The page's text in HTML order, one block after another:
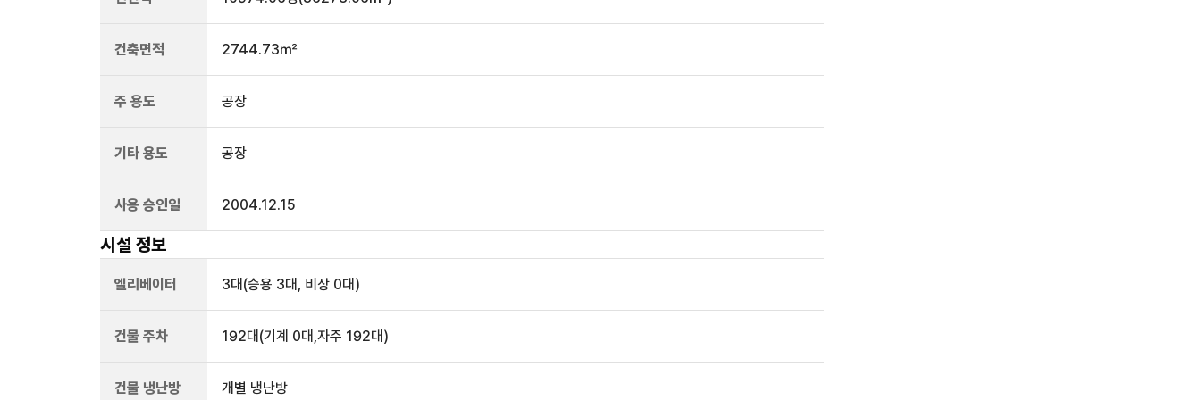
건축면적 2744.73㎡
주 용도 공장
기타 용도 공장
사용 승인일 2004.12.15
시설 정보
엘리베이터 3대 (승용 3대, 비상 0대)
건물 주차 192대 (기계 0대,자주 192대)
건물 냉난방 개별 냉난방